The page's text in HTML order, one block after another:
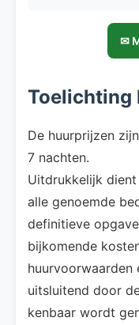
✉
Toelichting
De huurprijzen
7 nachten.
Uitdrukkelijk
alle genoemde
definitieve
bijkomende
huurvoorwaarden
uitsluitend door
kenbaar wordt